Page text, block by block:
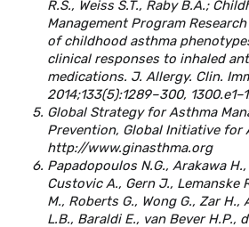
R.S., Weiss S.T., Raby B.A.;
Management Program
of childhood asthma
clinical responses to inhaled
medications. J. Allergy. Clin.
2014;133(5):1289–300,
Global Strategy for Asthma
Prevention, Global Initiative for
http://www.ginasthma.org
Papadopoulos N.G., Arakawa
Custovic A., Gern J., Lemanske
M., Roberts G., Wong G., Zar H.,
L.B., Baraldi E., van Bever H.P.,